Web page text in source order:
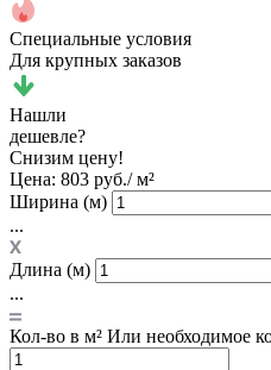
Специальные условия
Для крупных заказов
Нашли
дешевле?
Снизим цену!
Цена: 803 руб./ м²
Ширина (м)
...
Длина (м)
...
Кол-во в м² Или необходимое